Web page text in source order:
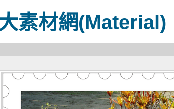
素材網(Material)